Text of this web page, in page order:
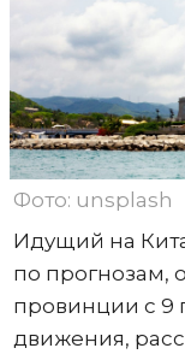
Фото: unsplash
Идущий на
по прогнозам,
провинции с 9
движения,